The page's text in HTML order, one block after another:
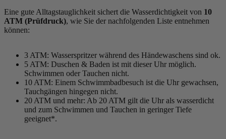
Eine gute Alltagstauglichkeit sichert die Wasserdichtigkeit von 10
ATM (Prüfdruck), wie Sie der nachfolgenden Liste entnehmen
können:
3 ATM: Wasserspritzer während des Händewaschens sind ok.
5 ATM: Duschen & Baden ist mit dieser Uhr möglich.
Schwimmen oder Tauchen nicht.
10 ATM: Einem Schwimmbadbesuch ist die Uhr gewachsen,
Tauchgängen hingegen nicht.
20 ATM und mehr: Ab 20 ATM gilt die Uhr als wasserdicht
und zum Schwimmen und Tauchen in geringer Tiefe
geeignet*.